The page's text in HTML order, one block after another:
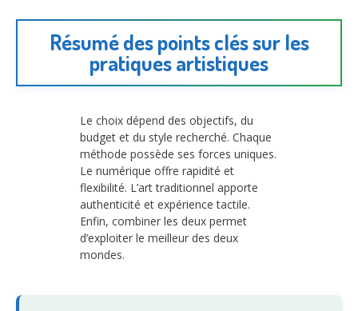
Résumé des points clés sur les
pratiques artistiques
Le choix dépend des objectifs, du
budget et du style recherché. Chaque
méthode possède ses forces uniques.
Le numérique offre rapidité et
flexibilité. L’art traditionnel apporte
authenticité et expérience tactile.
Enfin, combiner les deux permet
d’exploiter le meilleur des deux
mondes.